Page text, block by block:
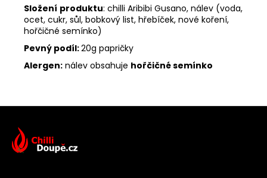
Složení produktu: chilli Aribibi Gusano, nálev (voda,
ocet, cukr, sůl, bobkový list, hřebíček, nové koření,
hořčičné semínko)
Pevný podíl:20g papričky
Alergen: nálev obsahuje hořčičné semínko